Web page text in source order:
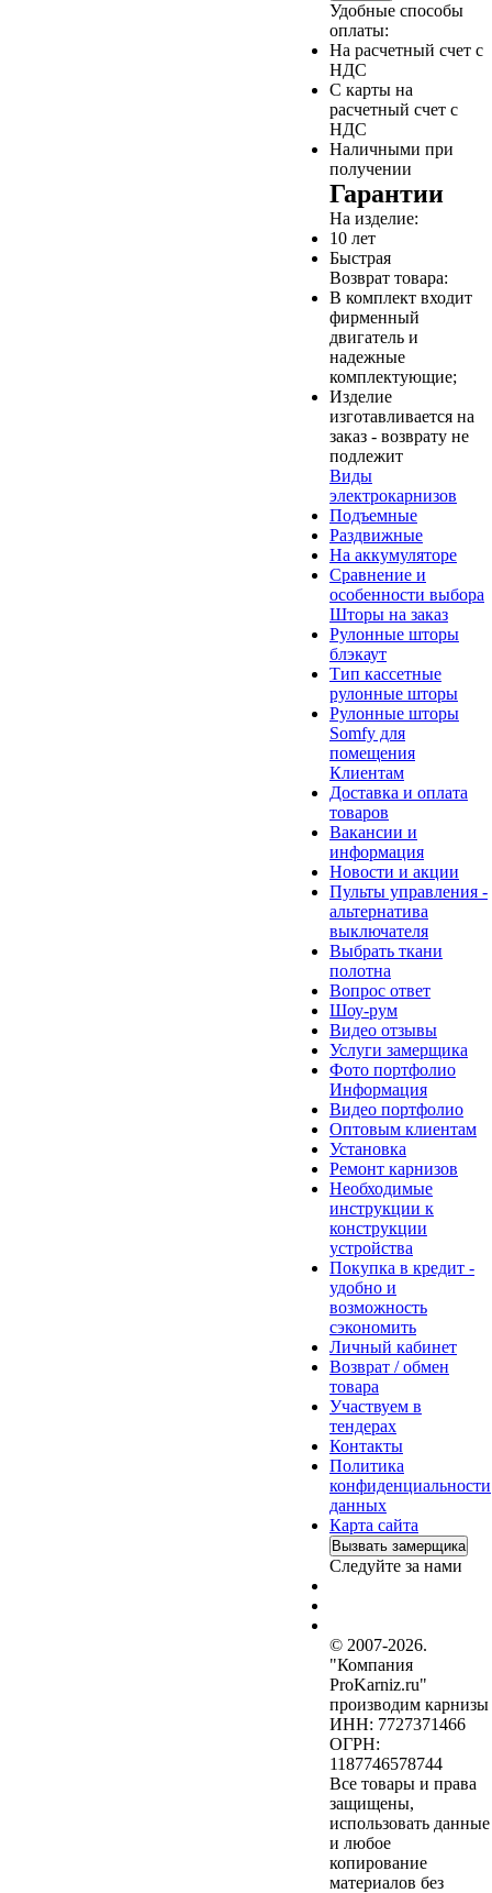
Удобные способы
оплаты:
На расчетный счет с
НДС
С карты на
расчетный счет с
НДС
Наличными при
получении
Гарантии
На изделие:
10 лет
Быстрая
Возврат товара:
В комплект входит
фирменный
двигатель и
надежные
комплектующие;
Изделие
изготавливается на
заказ - возврату не
подлежит
Виды
электрокарнизов
Подъемные
Раздвижные
На аккумуляторе
Сравнение и
особенности выбора
Шторы на заказ
Рулонные шторы
блэкаут
Тип кассетные
рулонные шторы
Рулонные шторы
Somfy для
помещения
Клиентам
Доставка и оплата
товаров
Вакансии и
информация
Новости и акции
Пульты управления -
альтернатива
выключателя
Выбрать ткани
полотна
Вопрос ответ
Шоу-рум
Видео отзывы
Услуги замерщика
Фото портфолио
Информация
Видео портфолио
Оптовым клиентам
Установка
Ремонт карнизов
Необходимые
инструкции к
конструкции
устройства
Покупка в кредит -
удобно и
возможность
сэкономить
Личный кабинет
Возврат / обмен
товара
Участвуем в
тендерах
Контакты
Политика
конфиденциальности
данных
Карта сайта
Вызвать замерщика
Следуйте за нами
© 2007-2026.
"Компания
ProKarniz.ru"
производим карнизы
ИНН: 7727371466
ОГРН:
1187746578744
Все товары и права
защищены,
использовать данные
и любое
копирование
материалов без